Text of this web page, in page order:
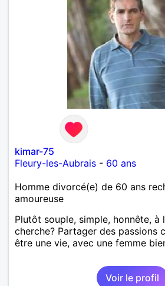
kimar-75
Fleury-les-Aubrais - 60 ans
Homme divorcé(e) de 60 ans
amoureuse
Plutôt souple, simple, honnête, à
cherche? Partager des passions
être une vie, avec une femme
Voir le profil